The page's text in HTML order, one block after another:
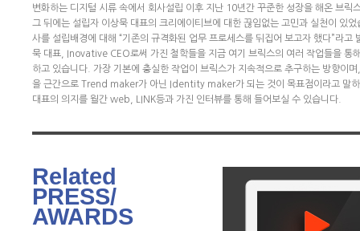
변화하는 디지털 시류 속에서 회사설립 이후 지난 10년간 꾸준한 성장을 해온 브릭
그 뒤에는 설립자 이상묵 대표의 크리에이티브에 대한 끊임없는 고민과 실천이 있었
사를 설립배경에 대해 “기존의 규격화된 업무 프로세스를 뒤집어 보고자 했다”라고
묵 대표, Inovative CEO로써 가진 철학들을 지금 여기 브릭스의 여러 작업들을 통
하고 있습니다. 가장 기본에 충실한 작업이 브릭스가 지속적으로 추구하는 방향이
을 근간으로 Trend maker가 아닌 Identity maker가 되는 것이 목표점이라고 말
대표의 의지를 월간 web, LINK등과 가진 인터뷰를 통해 들어보실 수 있습니다.
Related
PRESS/
AWARDS